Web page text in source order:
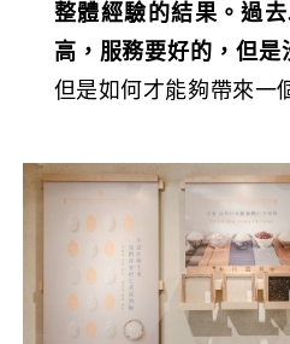
整體經驗的結果。過
高，服務要好的，但是
但是如何才能夠帶來一